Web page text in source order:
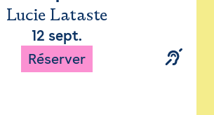
Lucie Lataste
12 sept.
Réserver